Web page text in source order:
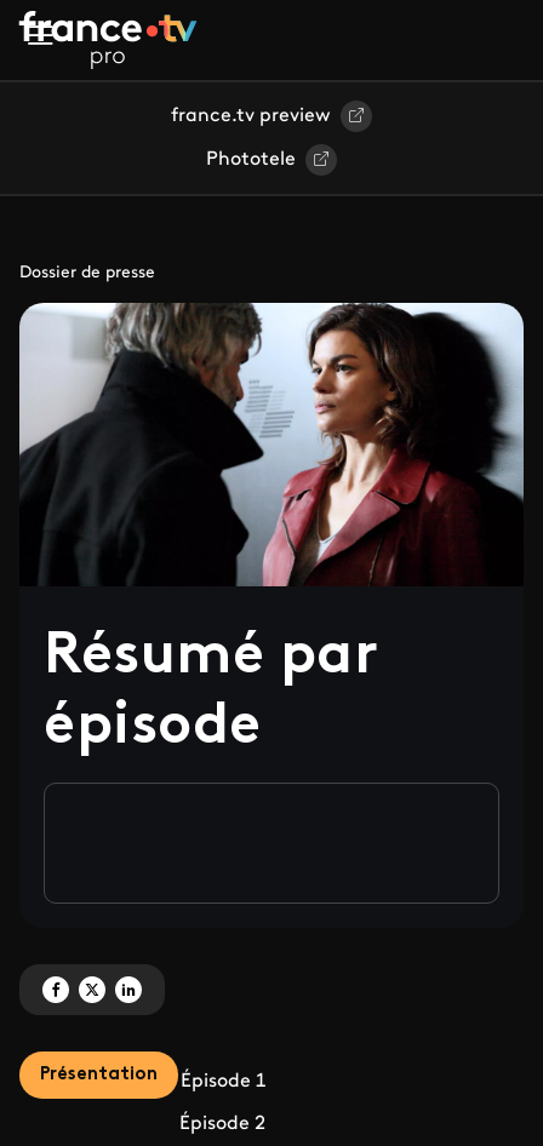
Aller au contenu principal
france.tv preview
Phototele
Dossier de presse
Résumé par
épisode
Partagez ' Résumé par épisode' sur Facebook
Partagez ' Résumé par épisode' sur X
Partagez ' Résumé par épisode' sur LinkedIn
Présentation Épisode 1
Épisode 2